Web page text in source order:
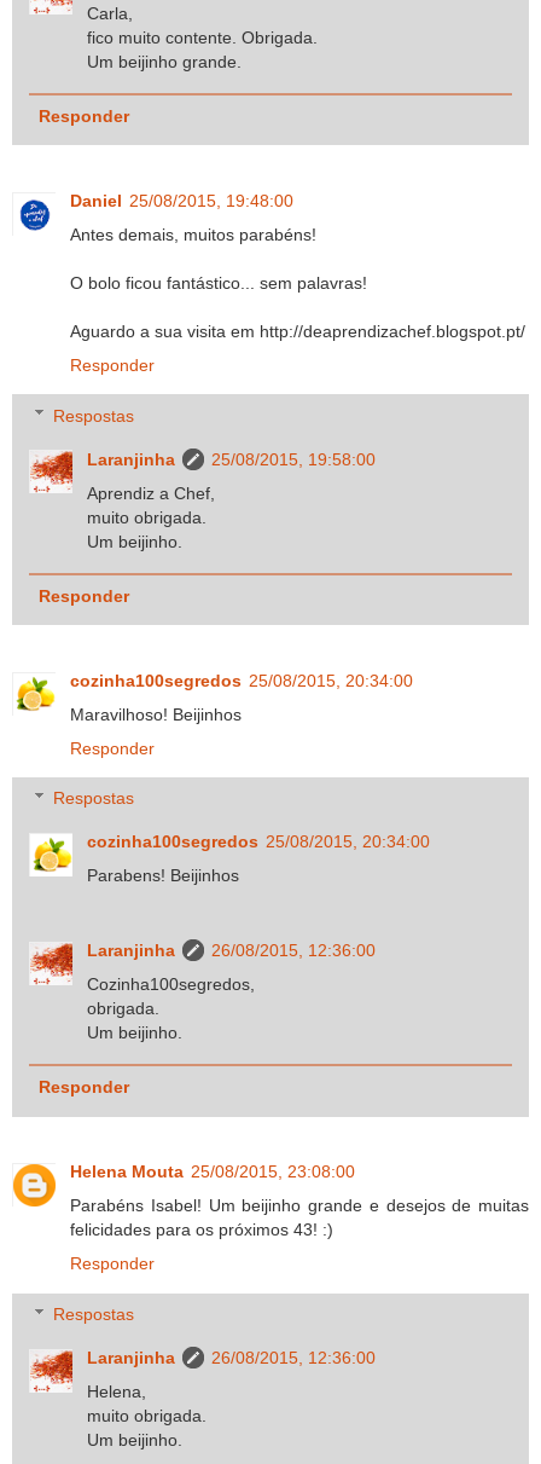
Carla,
fico muito contente. Obrigada.
Um beijinho grande.
Responder
Daniel 25/08/2015, 19:48:00
Antes demais, muitos parabéns!
O bolo ficou fantástico... sem palavras!
Aguardo a sua visita em http://deaprendizachef.blogspot.pt/
Responder
Respostas
Laranjinha
25/08/2015, 19:58:00
Aprendiz a Chef,
muito obrigada.
Um beijinho.
Responder
cozinha100segredos 25/08/2015, 20:34:00
Maravilhoso! Beijinhos
Responder
Respostas
cozinha100segredos 25/08/2015, 20:34:00
Parabens! Beijinhos
Laranjinha
26/08/2015, 12:36:00
Cozinha100segredos,
obrigada.
Um beijinho.
Responder
Helena Mouta 25/08/2015, 23:08:00
Parabéns Isabel! Um beijinho grande e desejos de muitas
felicidades para os próximos 43! :)
Responder
Respostas
Laranjinha
26/08/2015, 12:36:00
Helena,
muito obrigada.
Um beijinho.